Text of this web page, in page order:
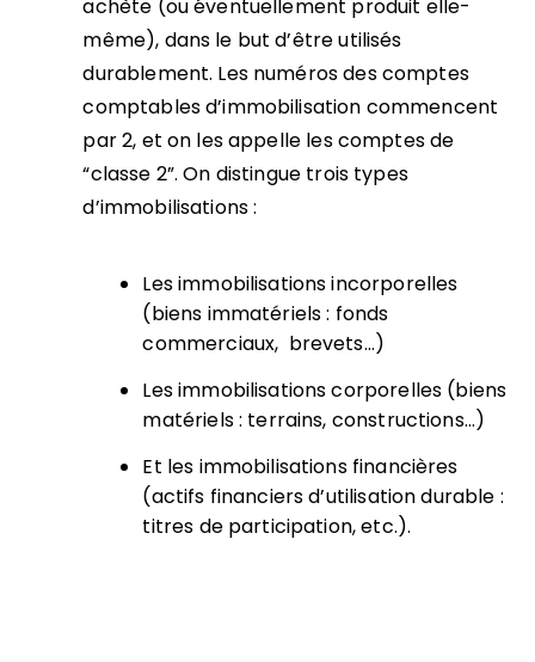
achète (ou éventuellement produit elle-
même), dans le but d’être utilisés
durablement. Les numéros des comptes
comptables d’immobilisation commencent
par 2, et on les appelle les comptes de
“classe 2”. On distingue trois types
d’immobilisations :
Les immobilisations incorporelles
(biens immatériels : fonds
commerciaux, brevets…)
Les immobilisations corporelles (biens
matériels : terrains, constructions…)
Et les immobilisations financières
(actifs financiers d’utilisation durable :
titres de participation, etc.).